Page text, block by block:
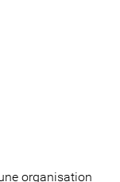
organisation